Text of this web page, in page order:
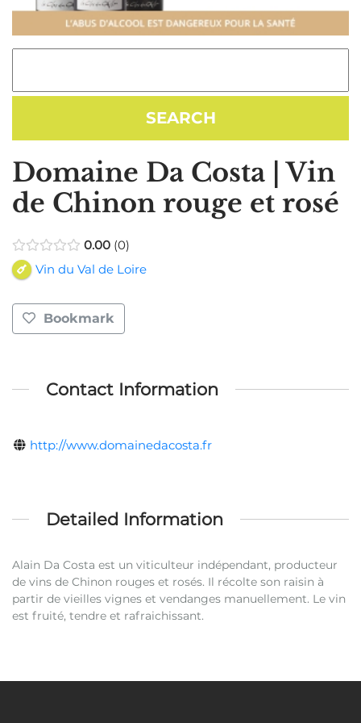
Domaine Da Costa | Vin
de Chinon rouge et rosé
0.00 0
Vin du Val de Loire
Bookmark
Contact Information
http://www.domainedacosta.fr
Detailed Information
Alain Da Costa est un viticulteur indépendant, producteur
de vins de Chinon rouges et rosés. Il récolte son raisin à
partir de vieilles vignes et vendanges manuellement. Le vin
est fruité, tendre et rafraichissant.